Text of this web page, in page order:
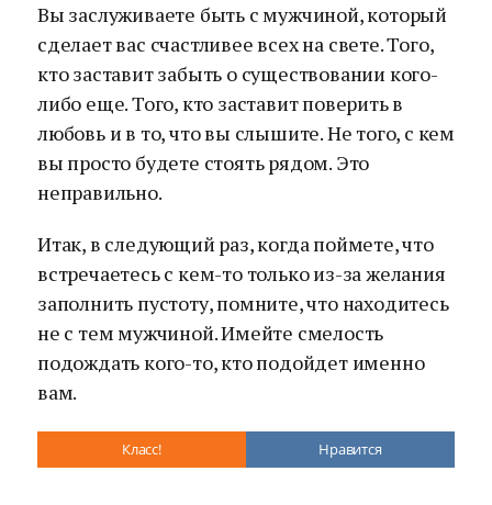
Вы заслуживаете быть с мужчиной, который
сделает вас счастливее всех на свете. Того,
кто заставит забыть о существовании кого-
либо еще. Того, кто заставит поверить в
любовь и в то, что вы слышите. Не того, с кем
вы просто будете стоять рядом. Это
неправильно.
Итак, в следующий раз, когда поймете, что
встречаетесь с кем-то только из-за желания
заполнить пустоту, помните, что находитесь
не с тем мужчиной. Имейте смелость
подождать кого-то, кто подойдет именно
вам.
Класс! Нравится